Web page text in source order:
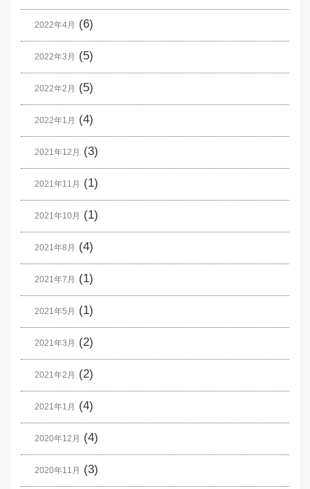
2022年4月 (6)
2022年3月 (5)
2022年2月 (5)
2022年1月 (4)
2021年12月 (3)
2021年11月 (1)
2021年10月 (1)
2021年8月 (4)
2021年7月 (1)
2021年5月 (1)
2021年3月 (2)
2021年2月 (2)
2021年1月 (4)
2020年12月 (4)
2020年11月 (3)